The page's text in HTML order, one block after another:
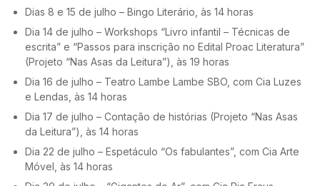
Dias 8 e 15 de julho – Bingo Literário, às 14 horas
Dia 14 de julho – Workshops “Livro infantil – Técnicas de
escrita” e “Passos para inscrição no Edital Proac Literatura”
(Projeto “Nas Asas da Leitura”), às 19 horas
Dia 16 de julho – Teatro Lambe Lambe SBO, com Cia Luzes
e Lendas, às 14 horas
Dia 17 de julho – Contação de histórias (Projeto “Nas Asas
da Leitura”), às 14 horas
Dia 22 de julho – Espetáculo “Os fabulantes”, com Cia Arte
Móvel, às 14 horas